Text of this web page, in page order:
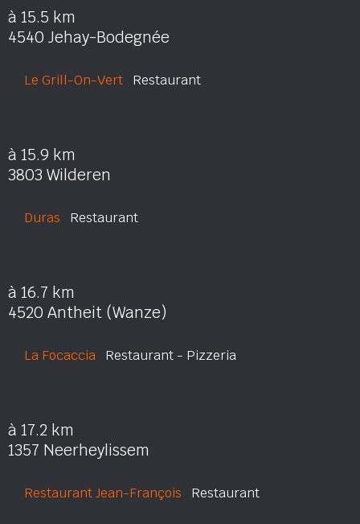
à 15.5 km
4540 Jehay-Bodegnée
Le Grill-On-Vert Restaurant
à 15.9 km
3803 Wilderen
Duras Restaurant
à 16.7 km
4520 Antheit (Wanze)
La Focaccia Restaurant - Pizzeria
à 17.2 km
1357 Neerheylissem
Restaurant Jean-François Restaurant